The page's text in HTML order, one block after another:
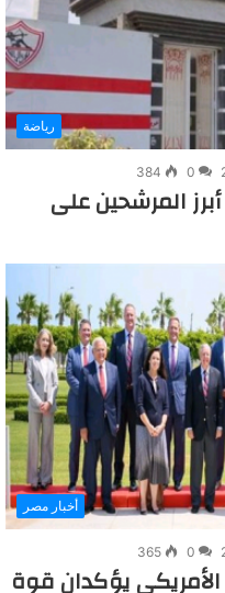
رياضة
0
384
المرشحين على
أخبار مصر
0
365
يؤكدان قوة